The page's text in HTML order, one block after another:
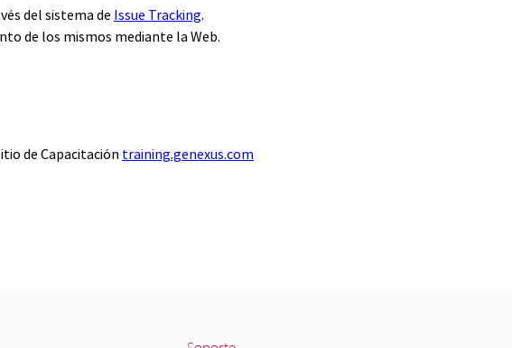
del sistema de Issue Tracking.
de los mismos mediante la Web.
de Capacitación training.genexus.com